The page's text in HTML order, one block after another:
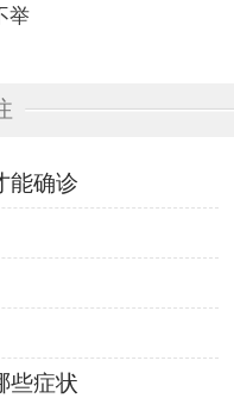
举
能确诊
些症状